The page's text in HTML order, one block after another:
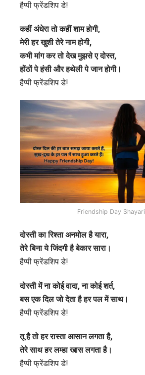
हैप्पी फ्रेंडशिप डे!
कहीं अंधेरा तो कहीं शाम होगी,
मेरी हर खुशी तेरे नाम होगी,
कभी मांग कर तो देख मुझसे ए दोस्त,
होंठों पे हंसी और हथेली पे जान होगी।
हैप्पी फ्रेंडशिप डे!
Friendship Day Shayari
दोस्ती का रिश्ता अनमोल है यारा,
तेरे बिना ये जिंदगी है बेकार सारा।
हैप्पी फ्रेंडशिप डे!
दोस्ती में ना कोई वादा, ना कोई शर्त,
बस एक दिल जो देता है हर पल में साथ।
हैप्पी फ्रेंडशिप डे!
तू है तो हर रास्ता आसान लगता है,
तेरे साथ हर लम्हा खास लगता है।
हैप्पी फ्रेंडशिप डे!